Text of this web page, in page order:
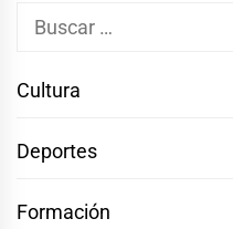
Buscar:
Cultura
Deportes
Formación